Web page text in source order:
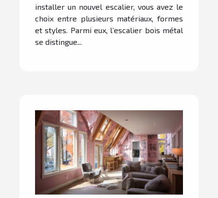
installer un nouvel escalier, vous avez le
choix entre plusieurs matériaux, formes
et styles. Parmi eux, l’escalier bois métal
se distingue...